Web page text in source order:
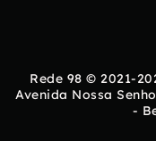
Rede 98 © 2021-
Avenida Nossa
-